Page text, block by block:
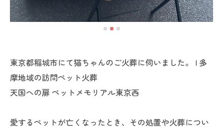
東京都稲城市にて猫ちゃんのご火葬に伺いました。 | 多
摩地域の訪問ペット火葬
天国への扉 ペットメモリアル東京西
愛するペットが亡くなったとき、その処置や火葬につい